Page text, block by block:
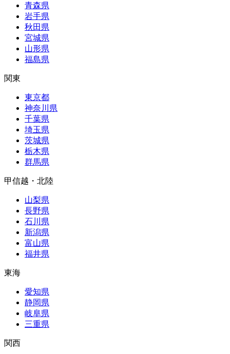
青森県
岩手県
秋田県
宮城県
山形県
福島県
関東
東京都
神奈川県
千葉県
埼玉県
茨城県
栃木県
群馬県
甲信越・北陸
山梨県
長野県
石川県
新潟県
富山県
福井県
東海
愛知県
静岡県
岐阜県
三重県
関西